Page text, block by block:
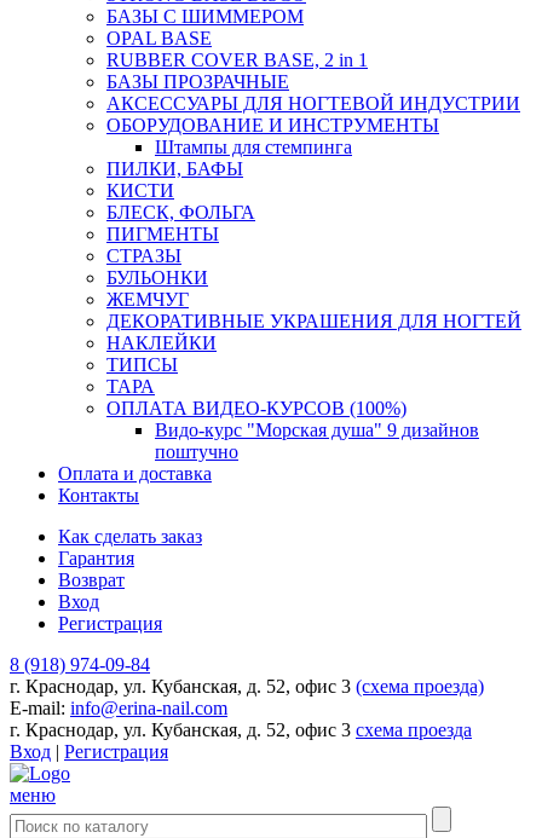
БАЗЫ С ШИММЕРОМ
OPAL BASE
RUBBER COVER BASE, 2 in 1
БАЗЫ ПРОЗРАЧНЫЕ
АКСЕССУАРЫ ДЛЯ НОГТЕВОЙ ИНДУСТРИИ
ОБОРУДОВАНИЕ И ИНСТРУМЕНТЫ
Штампы для стемпинга
ПИЛКИ, БАФЫ
КИСТИ
БЛЕСК, ФОЛЬГА
ПИГМЕНТЫ
СТРАЗЫ
БУЛЬОНКИ
ЖЕМЧУГ
ДЕКОРАТИВНЫЕ УКРАШЕНИЯ ДЛЯ НОГТЕЙ
НАКЛЕЙКИ
ТИПСЫ
ТАРА
ОПЛАТА ВИДЕО-КУРСОВ (100%)
Видо-курс "Морская душа" 9 дизайнов
поштучно
Оплата и доставка
Контакты
Как сделать заказ
Гарантия
Возврат
Вход
Регистрация
8 (918) 974-09-84
г. Краснодар, ул. Кубанская, д. 52, офис 3 (схема проезда)
E-mail: info@erina-nail.com
г. Краснодар, ул. Кубанская, д. 52, офис 3 схема проезда
Вход | Регистрация
меню